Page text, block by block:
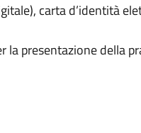
carta d’identità
presentazione della